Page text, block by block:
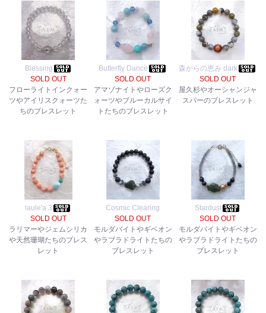
Blessing
SOLD OUT
フローライトインクォー
ツやアイリスクォーツた
ちのブレスレット
Butterfly Dance
SOLD OUT
アマゾナイトやローズク
ォーツやブルーカルサイ
トたちのブレスレット
森からの恵み dark
SOLD OUT
屋久杉やオーシャンジャ
スパーのブレスレット
laule'a 3
SOLD OUT
ラリマーやジェムシリカ
や天然珊瑚たちのブレス
レット
Cosmic Clearing
SOLD OUT
モルダバイトやギベオン
やラブラドライトたちの
ブレスレット
Stardust
SOLD OUT
モルダバイトやギベオン
やラブラドライトたちの
ブレスレット